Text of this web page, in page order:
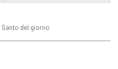
Santo del giorno